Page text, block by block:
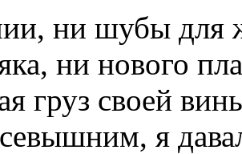
ни шубы для
ни нового
груз своей
я